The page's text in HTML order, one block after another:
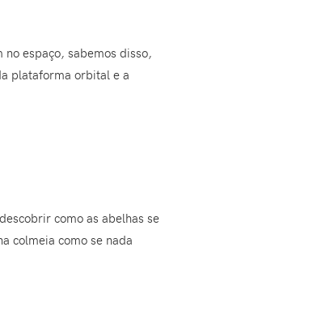
espaço, sabemos disso,
plataforma orbital e a
como as abelhas se
colmeia como se nada